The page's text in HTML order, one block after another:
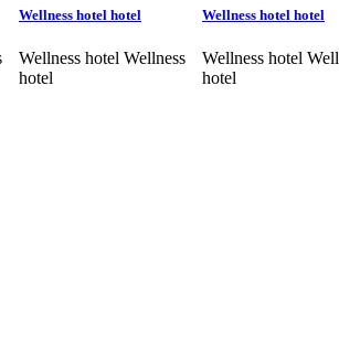
Wellness hotel hotel
Wellness hotel Wellness
hotel
Wellness hotel hotel
Wellness hotel
hotel